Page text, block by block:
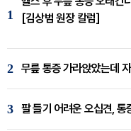
1
[김상범 원장 칼럼]
2
3